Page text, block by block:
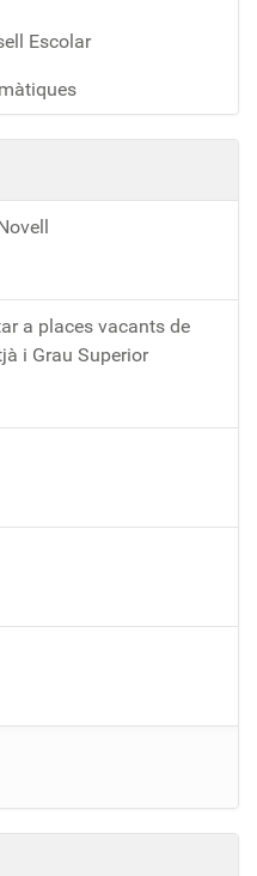
Escolar
a places vacants de
i Grau Superior